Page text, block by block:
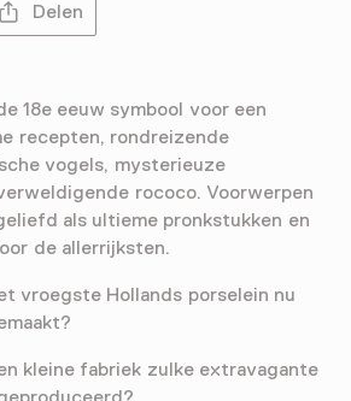
Delen
18e eeuw symbool voor een
recepten, rondreizende
vogels, mysterieuze
rococo. Voorwerpen
als ultieme pronkstukken en
de allerrijksten.
vroegste Hollands porselein nu
kleine fabriek zulke extravagante